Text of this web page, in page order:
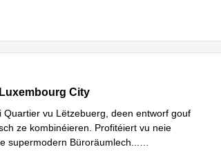
CityCity
vu Lëtzebuerg, deen entworf gouf
ze kombinéieren. Profitéiert vu neie
supermodern Büroräumlech